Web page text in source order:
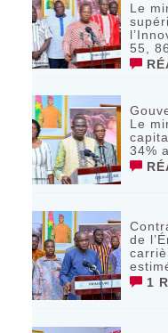
Le
55,
Le
34%
de
1